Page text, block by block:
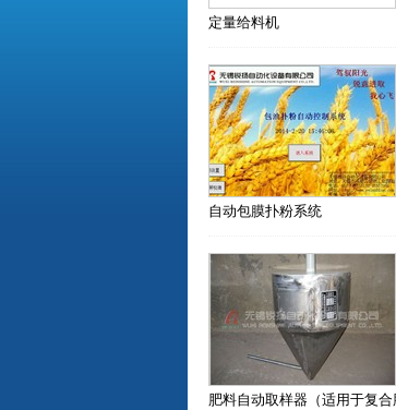
定量给料机
自动包膜扑粉系统
肥料自动取样器（适用于复